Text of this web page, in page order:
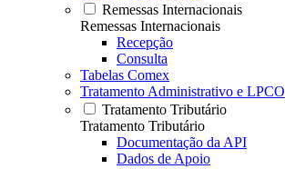
Remessas Internacionais
Remessas Internacionais
Recepção
Consulta
Tabelas Comex
Tratamento Administrativo e LPCO
Tratamento Tributário
Tratamento Tributário
Documentação da API
Dados de Apoio